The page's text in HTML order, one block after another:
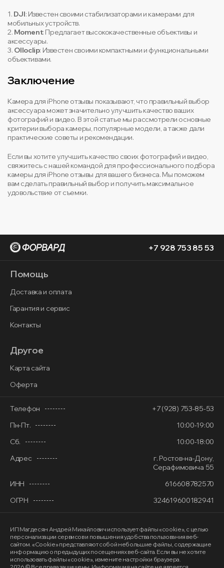
1. DJI: Известен своими стабилизаторами и камерами для
мобильных устройств.
2. Moment: Предлагает высококачественные объективы и
аксессуары.
3. Olloclip: Известен своими компактными и функциональными
объективами.
Заключение
Камера для iPhone отзывы показывают, что правильный выбор
аксессуара может значительно улучшить качество ваших
фотографий и видео. В этой статье мы рассмотрели основные
критерии выбора камеры, популярные модели, а также дали
практические советы и рекомендации.
Если вы хотите улучшить качество своих фотографий и видео,
свяжитесь с нашей командой для профессионального подбора
камеры для iPhone отзывы для вашего бизнеса. Мы поможем
вам сделать правильный выбор и получить максимальное
удовольствие от съемки.
+7 928 753 85 53
Помощь
Доставка и оплата
Гарантия и сервис
Контакты
Другое
Карта сайта
Оферта
Телефон
+7 (928) 753-85-53
Пн-Пт.
10:00-19:00
Сб.
10:00-18:00
Адрес
г. Ростов-на-Дону,
Серафимовича 55
ИНН
616608782570
ОГРН
324619600182941
ИП Магдесян Андрей Михайлович использует файлы «cookie», с целью
персонализации сервисов и повышения удобства пользования веб-
сайтом. «Cookie» представляют собой небольшие файлы, содержащие
информацию о предыдущих посещениях веб-сайта. Если вы не хотите
использовать файлы «cookie», измените настройки браузера.